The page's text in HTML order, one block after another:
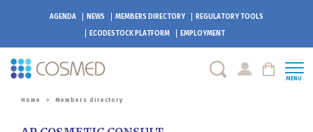
AGENDA NEWS MEMBERS DIRECTORY
REGULATORY TOOLS
ECODESTOCK PLATFORM EMPLOYMENT
MENU
Home > Members directory